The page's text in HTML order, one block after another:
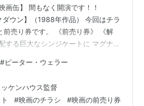
画缶】 間もなく開演です！！
ウン】（1988年作品） 今回はチラ
前売り券です。 《前売り券》 《解
する巨大なシンジケートに マグナム
ー】【エクスターミネーター】そし
の【プロテクター】で知られるア
ション映画監督ジェームズ・グリ
の新作。 主演は【ロボコップ】で一
#ピーター・ウェラー
ケンハウス監督
#映画のチラシ #映画の前売り券